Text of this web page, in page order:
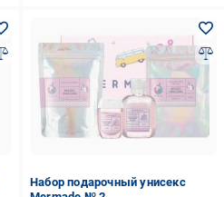
Набор подарочный унисекс